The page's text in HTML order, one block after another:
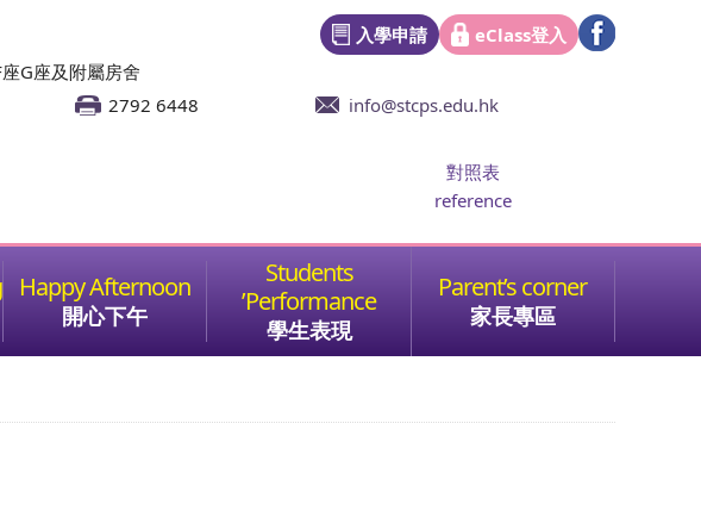
eClass登入
入學申請
G座及附屬房舍
2792 6448 info@stcps.edu.hk
對照表
reference
開心下午 學生表現 家長專區